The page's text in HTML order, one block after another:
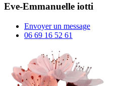
Eve-Emmanuelle iotti
Envoyer un message
06 69 16 52 61